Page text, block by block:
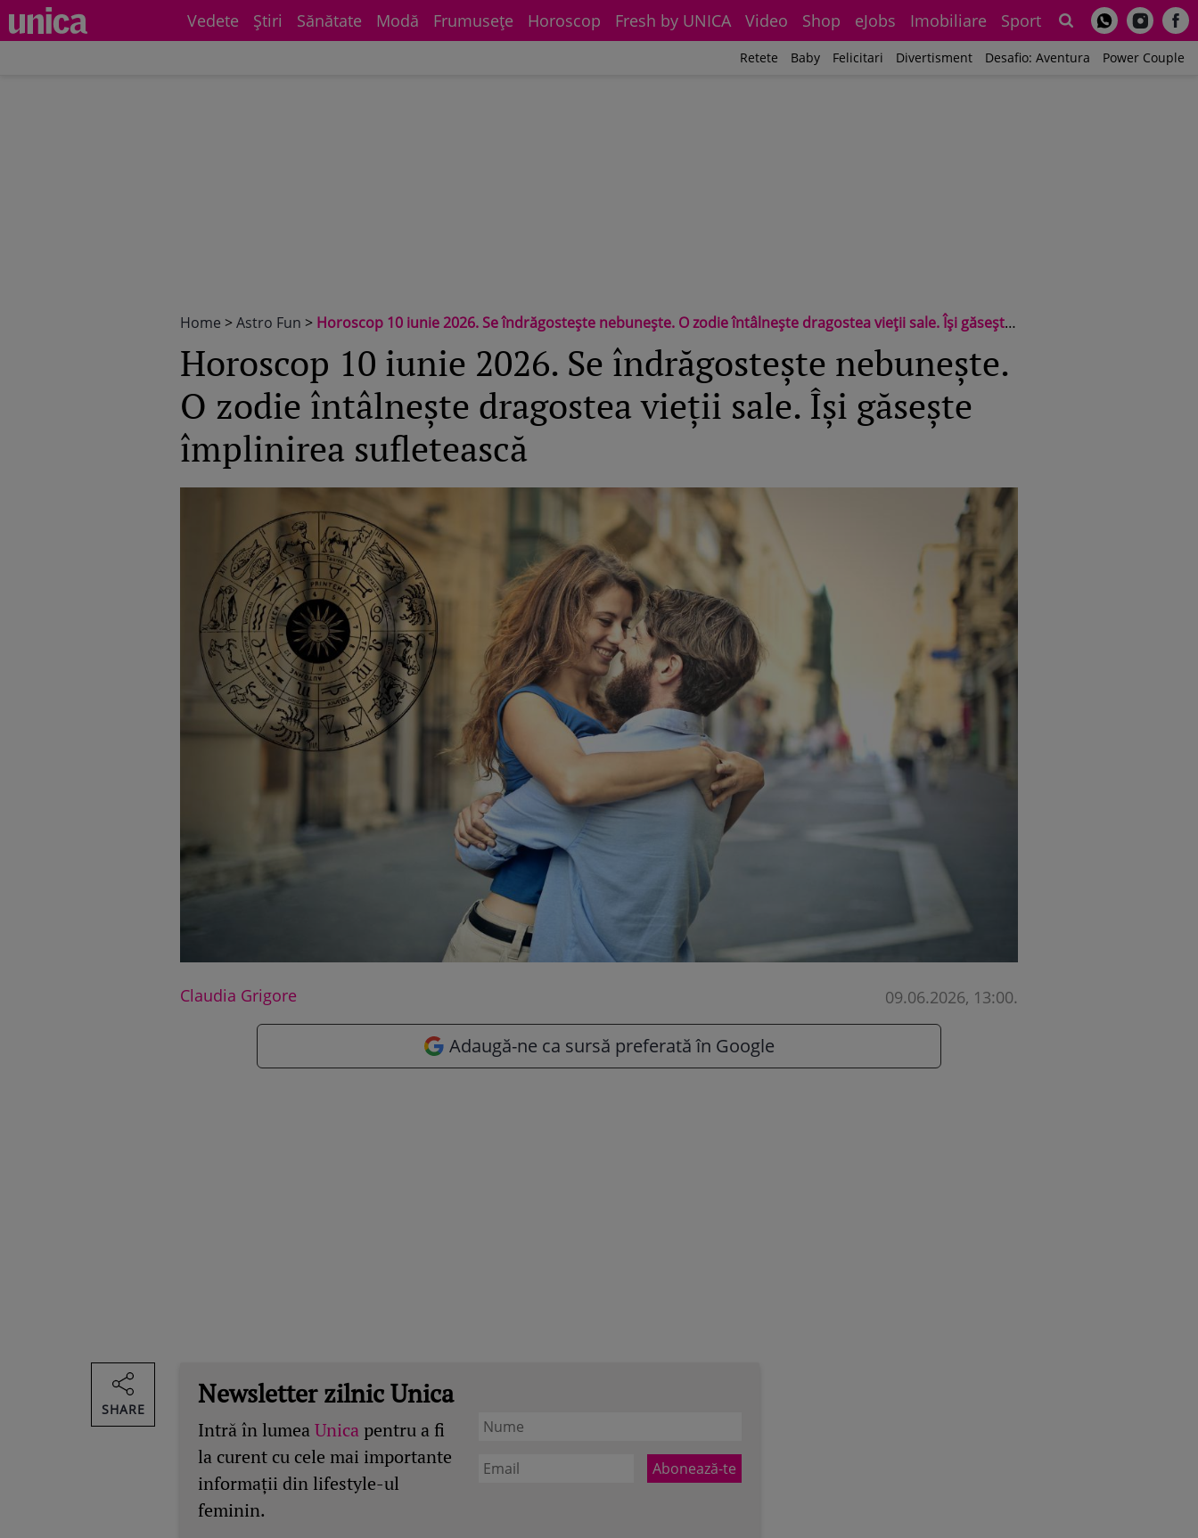
Vedete Știri Sănătate Modă Frumuseţe Horoscop Fresh by UNICA Video Shop eJobs Imobiliare Sport
Retete Baby Felicitari Divertisment Desafio: Aventura Power Couple
Home >Astro Fun > Horoscop 10 iunie 2026. Se îndrăgostește nebunește. O zodie întâlnește dragostea vieții sale. Își găsește împlinirea sufletească
Horoscop 10 iunie 2026. Se îndrăgostește nebunește.
O zodie întâlnește dragostea vieții sale. Își găsește
împlinirea sufletească
Claudia Grigore 09.06.2026, 13:00.
Adaugă-ne ca sursă preferată în Google
Newsletter zilnic Unica
Intră în lumeaUnica pentru a fi
la curent cu cele mai importante
informații din lifestyle-ul
feminin.
SHARE